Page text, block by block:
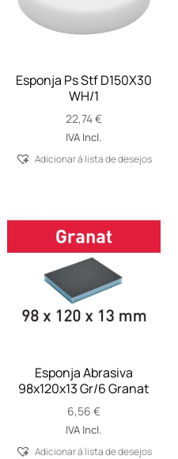
Esponja Ps Stf D150X30
WH/1
22,74€
IVA Incl.
Adicionar á lista de desejos
Esponja Abrasiva
98x120x13 Gr/6 Granat
6,56 €
IVA Incl.
Adicionar á lista de desejos